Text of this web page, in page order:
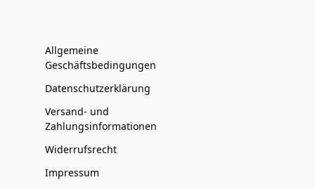
Allgemeine
Geschäftsbedingungen
Datenschutzerklärung
Versand- und
Zahlungsinformationen
Widerrufsrecht
Impressum